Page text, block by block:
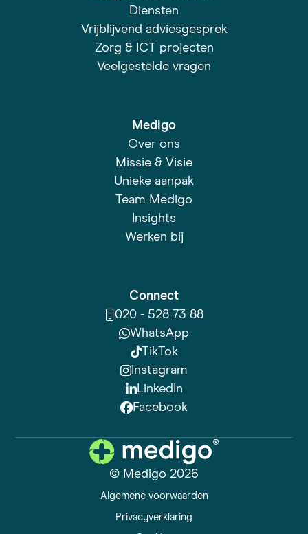
Diensten
Vrijblijvend adviesgesprek
Zorg & ICT projecten
Veelgestelde vragen
Medigo
Over ons
Missie & Visie
Unieke aanpak
Team Medigo
Insights
Werken bij
Connect
020 - 528 73 88
WhatsApp
TikTok
Instagram
LinkedIn
Facebook
© Medigo 2026
Algemene voorwaarden
Privacyverklaring